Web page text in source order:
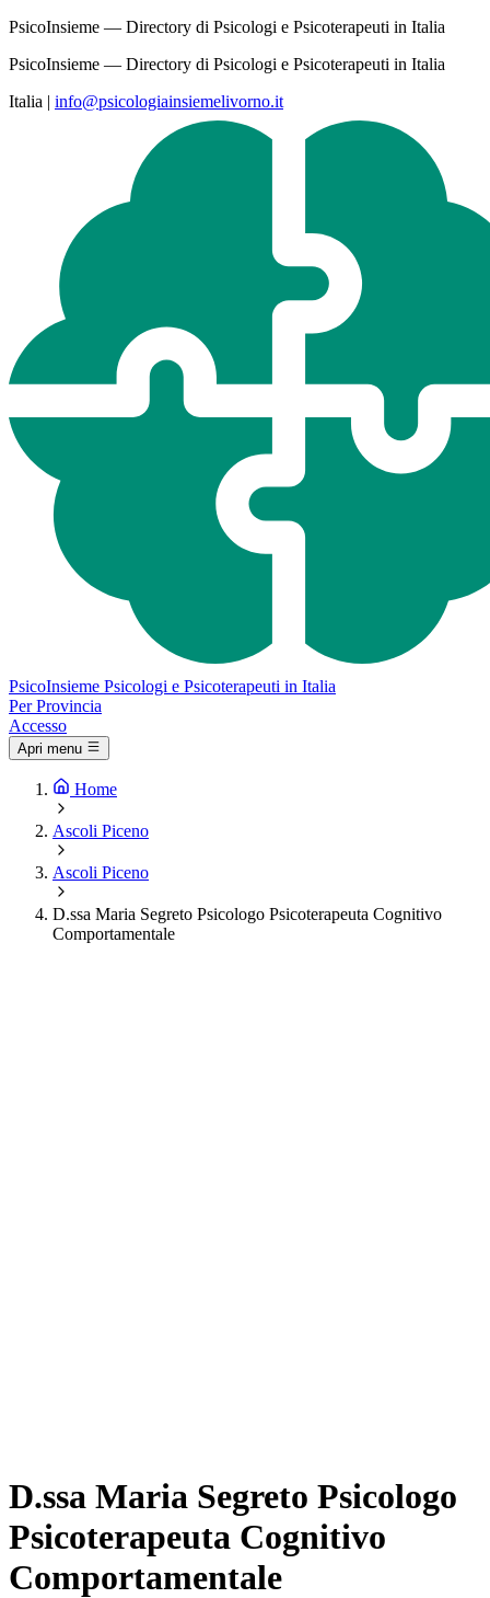
PsicoInsieme — Directory di Psicologi e Psicoterapeuti in Italia
PsicoInsieme — Directory di Psicologi e Psicoterapeuti in Italia
Italia | info@psicologiainsiemelivorno.it
PsicoInsieme Psicologi e Psicoterapeuti in Italia
Per Provincia
Accesso
Apri menu
Home
Ascoli Piceno
Ascoli Piceno
D.ssa Maria Segreto Psicologo Psicoterapeuta Cognitivo
Comportamentale
D.ssa Maria Segreto Psicologo
Psicoterapeuta Cognitivo
Comportamentale